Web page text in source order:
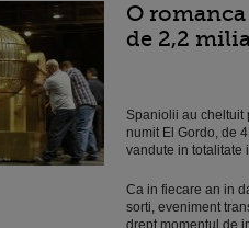
O
de 2,2
Spaniolii au cheltuit
numit El Gordo, de
vandute in totalitate
Ca in fiecare an in
sorti, eveniment
drept momentul de